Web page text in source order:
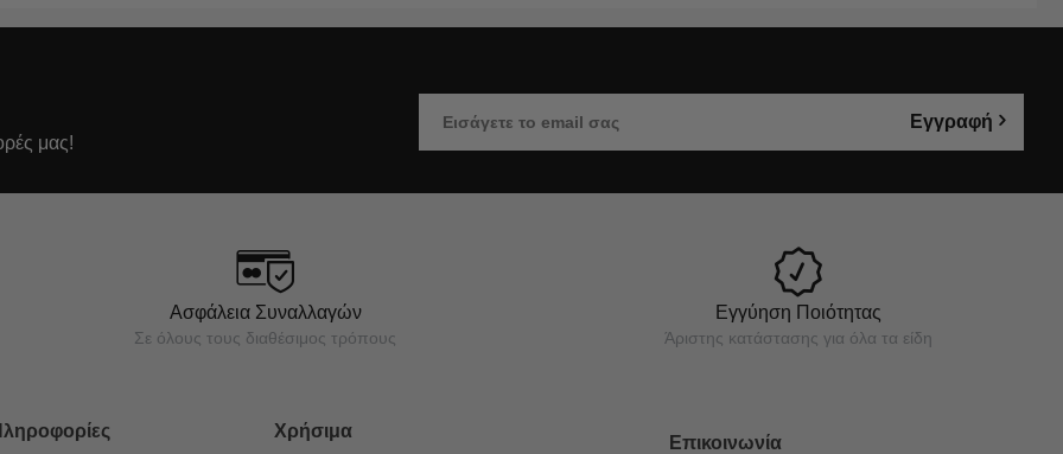
μας!
Εγγραφή
Ασφάλεια Συναλλαγών
Σε όλους τους διαθέσιμος τρόπους
Εγγύηση Ποιότητας
Άριστης κατάστασης για όλα τα είδη
Χρήσιμα
Επικοινωνία